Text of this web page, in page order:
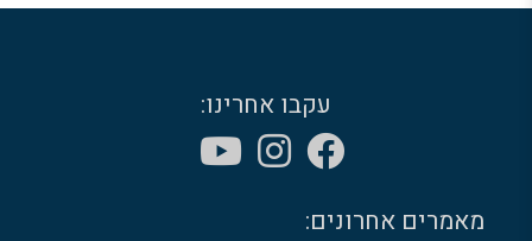
עקבו אחרינו:
מאמרים אחרונים: